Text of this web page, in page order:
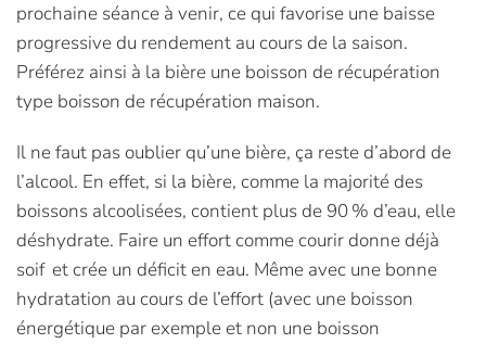
prochaine séance à venir, ce qui favorise une baisse
progressive du rendement au cours de la saison.
Préférez ainsi à la bière une boisson de récupération
type boisson de récupération maison.
Il ne faut pas oublier qu’une bière, ça reste d’abord de
l’alcool. En effet, si la bière, comme la majorité des
boissons alcoolisées, contient plus de 90 % d’eau, elle
déshydrate. Faire un effort comme courir donne déjà
soif et crée un déficit en eau. Même avec une bonne
hydratation au cours de l’effort (avec une boisson
énergétique par exemple et non une boisson